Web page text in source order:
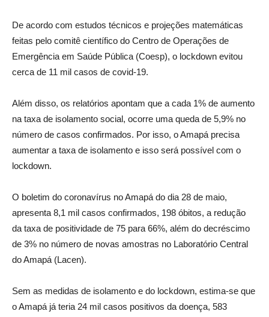
De acordo com estudos técnicos e projeções matemáticas
feitas pelo comitê científico do Centro de Operações de
Emergência em Saúde Pública (Coesp), o lockdown evitou
cerca de 11 mil casos de covid-19.
Além disso, os relatórios apontam que a cada 1% de aumento
na taxa de isolamento social, ocorre uma queda de 5,9% no
número de casos confirmados. Por isso, o Amapá precisa
aumentar a taxa de isolamento e isso será possível com o
lockdown.
O boletim do coronavírus no Amapá do dia 28 de maio,
apresenta 8,1 mil casos confirmados, 198 óbitos, a redução
da taxa de positividade de 75 para 66%, além do decréscimo
de 3% no número de novas amostras no Laboratório Central
do Amapá (Lacen).
Sem as medidas de isolamento e do lockdown, estima-se que
o Amapá já teria 24 mil casos positivos da doença, 583